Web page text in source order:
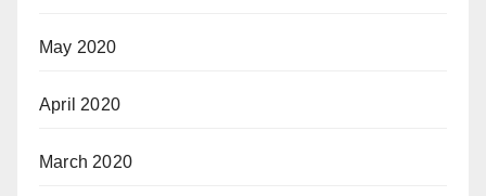
May 2020
April 2020
March 2020